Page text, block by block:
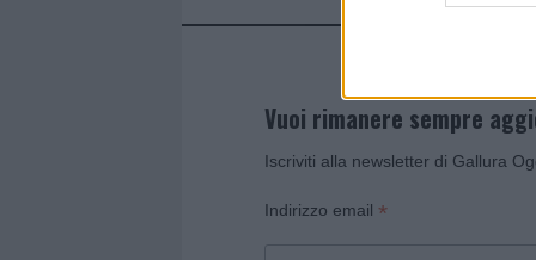
Vuoi rimanere sempre
Iscriviti alla newsletter di Gallura
Indirizzo email *